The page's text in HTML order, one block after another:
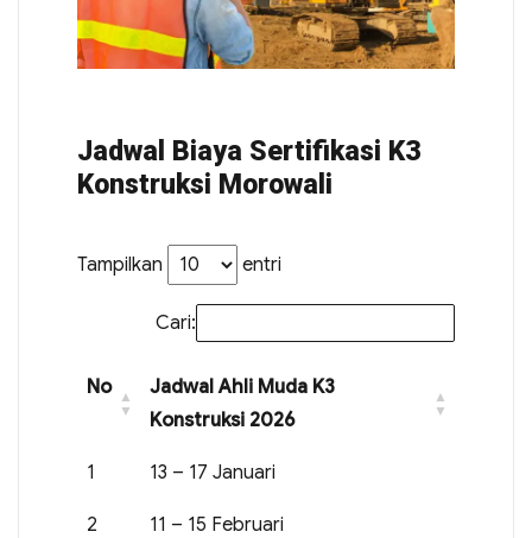
Jadwal Biaya Sertifikasi K3
Konstruksi Morowali
Tampilkan entri
Cari:
No
Jadwal Ahli Muda K3
Konstruksi 2026
1 13 – 17 Januari
2 11 – 15 Februari